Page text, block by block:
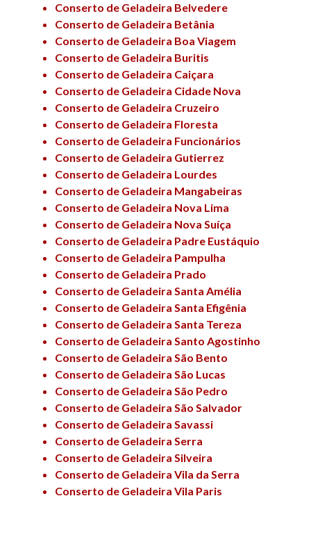
Conserto de Geladeira Belvedere
Conserto de Geladeira Betânia
Conserto de Geladeira Boa Viagem
Conserto de Geladeira Buritis
Conserto de Geladeira Caiçara
Conserto de Geladeira Cidade Nova
Conserto de Geladeira Cruzeiro
Conserto de Geladeira Floresta
Conserto de Geladeira Funcionários
Conserto de Geladeira Gutierrez
Conserto de Geladeira Lourdes
Conserto de Geladeira Mangabeiras
Conserto de Geladeira Nova Lima
Conserto de Geladeira Nova Suíça
Conserto de Geladeira Padre Eustáquio
Conserto de Geladeira Pampulha
Conserto de Geladeira Prado
Conserto de Geladeira Santa Amélia
Conserto de Geladeira Santa Efigênia
Conserto de Geladeira Santa Tereza
Conserto de Geladeira Santo Agostinho
Conserto de Geladeira São Bento
Conserto de Geladeira São Lucas
Conserto de Geladeira São Pedro
Conserto de Geladeira São Salvador
Conserto de Geladeira Savassi
Conserto de Geladeira Serra
Conserto de Geladeira Silveira
Conserto de Geladeira Vila da Serra
Conserto de Geladeira Vila Paris